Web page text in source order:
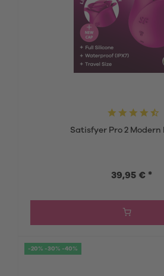
Satisfyer Pro 2 Modern
39,95 € *
-20% -30% -40%